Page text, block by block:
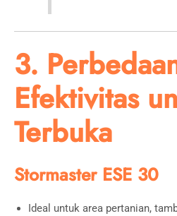
3.
Efektivitas
Terbuka
Stormaster ESE 30
Ideal untuk area pertanian,